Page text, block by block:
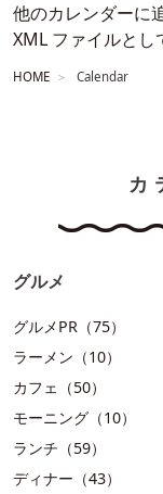
他のカレンダーに
XML ファイルとし
HOME Calendar
カ
グルメ
グルメPR（75）
ラーメン（10）
カフェ（50）
モーニング（10）
ランチ（59）
ディナー（43）